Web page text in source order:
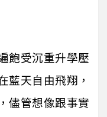
飽受沉重升學壓
藍天自由飛翔，
儘管想像跟事實